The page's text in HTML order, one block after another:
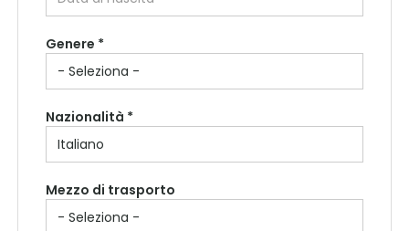
Regione di residenza *
Città di residenza
Indirizzo di residenza
Genere *
Nazionalità *
Mezzo di trasporto